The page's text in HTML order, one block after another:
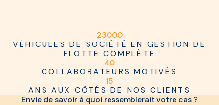
23000
VÉHICULES DE SOCIÉTÉ EN GESTION DE
FLOTTE COMPLÈTE
40
COLLABORATEURS MOTIVÉS
15
ANS AUX CÔTÉS DE NOS CLIENTS
Envie de savoir à quoi ressemblerait votre cas ?